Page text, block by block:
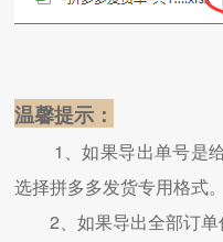
温馨提示：
1、如果导出单号是给
选择拼多多发货专用格式。
2、如果导出全部订单